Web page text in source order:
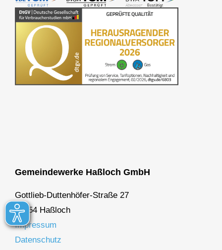
Gemeindewerke Haßloch GmbH
Gottlieb-Duttenhöfer-Straße 27
67454 Haßloch
Impressum
Datenschutz